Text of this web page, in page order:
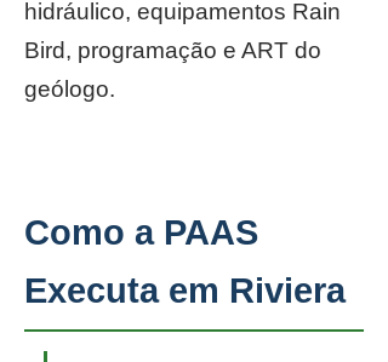
hidráulico, equipamentos Rain
Bird, programação e ART do
geólogo.
Como a PAAS
Executa em Riviera